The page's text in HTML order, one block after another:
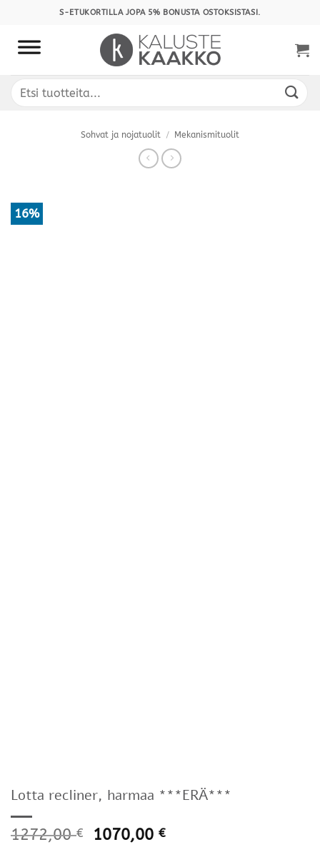
content
S-ETUKORTILLA JOPA 5% BONUSTA OSTOKSISTASI.
Etsi:
Sohvat ja nojatuolit / Mekanismituolit
16%
Lotta recliner, harmaa ***ERÄ***
1272,00€ 1070,00€